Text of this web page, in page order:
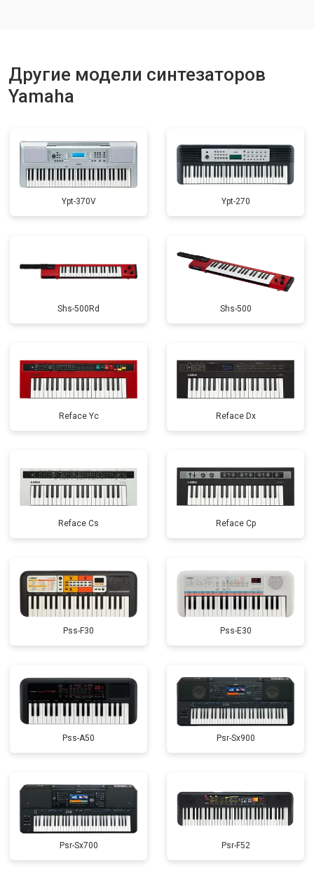
Замена экрана от 1500 ₽ Заказать
Замена стоковых потенциометров
Другие модели синтезаторов
Yamaha
Ypt-370V Ypt-270
Shs-500Rd Shs-500
Reface Yc Reface Dx
Reface Cs Reface Cp
Pss-F30 Pss-E30
Pss-A50 Psr-Sx900
Psr-Sx700 Psr-F52